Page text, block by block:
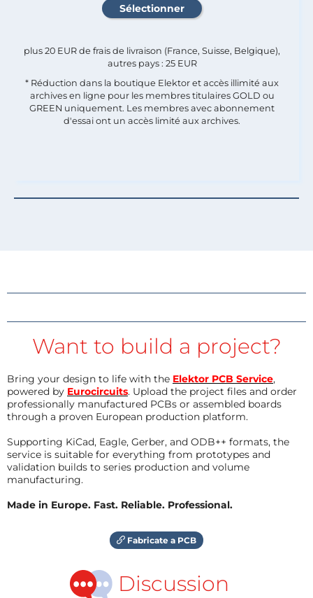
plus 20 EUR de frais de livraison (France, Suisse, Belgique),
autres pays : 25 EUR
* Réduction dans la boutique Elektor et accès illimité aux
archives en ligne pour les membres titulaires GOLD ou
GREEN uniquement. Les membres avec abonnement
d'essai ont un accès limité aux archives.
Want to build a project?
Bring your design to life with the Elektor PCB Service,
powered by Eurocircuits. Upload the project files and order
professionally manufactured PCBs or assembled boards
through a proven European production platform.
Supporting KiCad, Eagle, Gerber, and ODB++ formats, the
service is suitable for everything from prototypes and
validation builds to series production and volume
manufacturing.
Made in Europe. Fast. Reliable. Professional.
Fabricate a PCB
Discussion